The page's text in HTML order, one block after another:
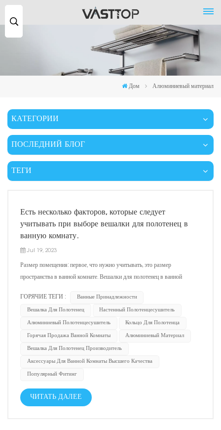
Дом Алюминиевый материал
КАТЕГОРИИ
ПОСЛЕДНИЙ БЛОГ
ТЕГИ
Есть несколько факторов, которые следует
учитывать при выборе вешалки для полотенец в
ванную комнату.
Jul 19, 2023
Размер помещения: первое, что нужно учитывать, это размер
пространства в ванной комнате. Вешалки для полотенец в ванной
места. Вешалки для полотенец для ванной комнаты обычно имеют
подвесной тип, колонный тип, настенный фиксированный тип...
ГОРЯЧИЕ ТЕГИ : Ванные Принадлежности
Вешалка Для Полотенец Настенный Полотенцесушитель
Алюминиевый Полотенцесушитель Кольцо Для Полотенца
Горячая Продажа Ванной Комнаты Алюминиевый Материал
Вешалка Для Полотенец Производитель
Аксессуары Для Ванной Комнаты Высшего Качества
Популярный Фитинг
ЧИТАТЬ ДАЛЕЕ